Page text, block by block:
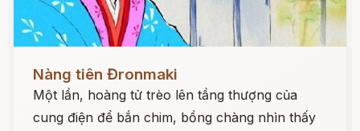
Nàng tiên Đronmaki
Một lần, hoàng tử trèo lên tầng thượng của
cung điện để bắn chim, bồng chàng nhìn thấy